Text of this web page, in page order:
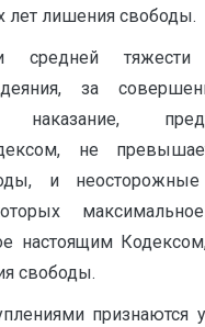
лет лишения свободы.
средней тяжести
за
наказание,
не
и
настоящим
свободы.